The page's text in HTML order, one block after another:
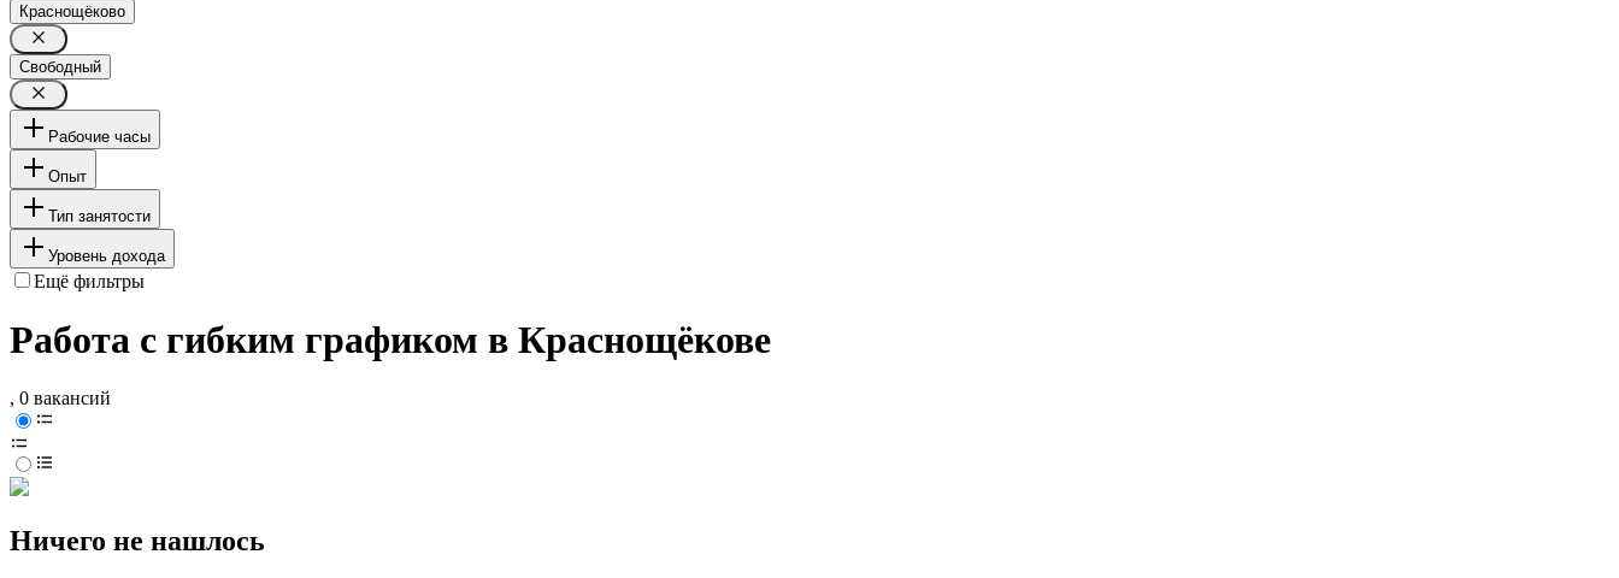
Краснощёково
Свободный
Рабочие часы
Опыт
Тип занятости
Уровень дохода
Ещё фильтры
Работа с гибким графиком в Краснощёкове
, 0 вакансий
Ничего не нашлось